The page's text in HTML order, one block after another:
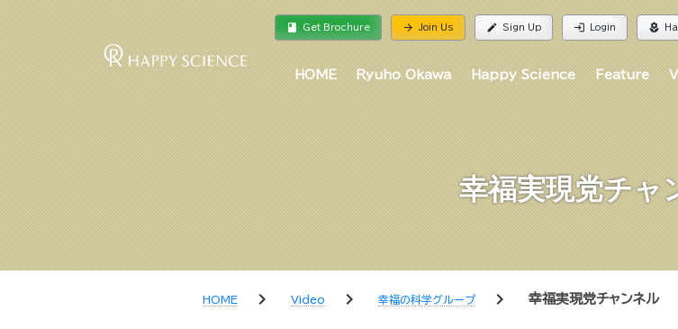
book Get Brochure arrow_forward Join Us edit Sign Up login Login local_florist
HOME Ryuho Okawa Happy Science Feature
幸福実現党チャ
HOME chevron_right Video chevron_right 幸福の科学グループ chevron_right 幸福実現党チャンネル